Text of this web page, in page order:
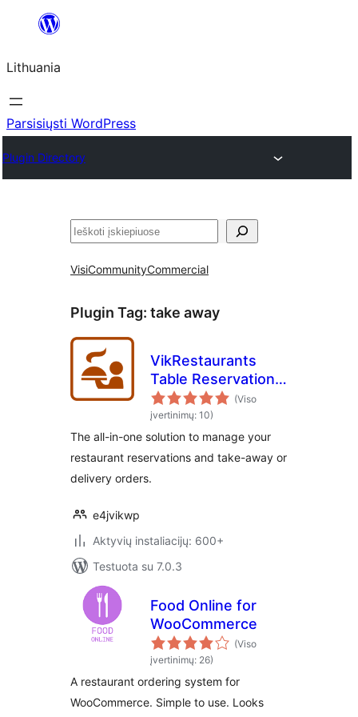
turinio
Lithuania
Parsisiųsti WordPress
Plugin Directory
Paieška
VisiCommunityCommercial
Plugin Tag: take away
VikRestaurants
Table Reservations
and Take-Away
(Viso
įvertinimų: 10)
The all-in-one solution to manage your
restaurant reservations and take-away or
delivery orders.
e4jvikwp
Aktyvių instaliacijų: 600+
Testuota su 7.0.3
Food Online for
WooCommerce
(Viso
įvertinimų: 26)
A restaurant ordering system for
WooCommerce. Simple to use. Looks